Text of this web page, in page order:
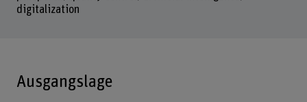
digitalization
Ausgangslage